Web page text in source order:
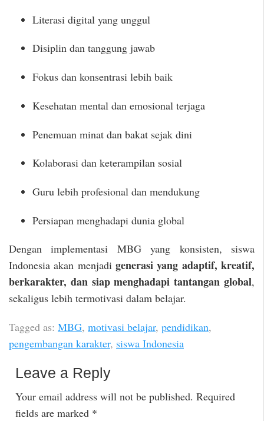
Literasi digital yang unggul
Disiplin dan tanggung jawab
Fokus dan konsentrasi lebih baik
Kesehatan mental dan emosional terjaga
Penemuan minat dan bakat sejak dini
Kolaborasi dan keterampilan sosial
Guru lebih profesional dan mendukung
Persiapan menghadapi dunia global
Dengan implementasi MBG yang konsisten, siswa
Indonesia akan menjadi generasi yang adaptif, kreatif,
berkarakter, dan siap menghadapi tantangan global,
sekaligus lebih termotivasi dalam belajar.
Tagged as: MBG, motivasi belajar, pendidikan,
pengembangan karakter, siswa Indonesia
Leave a Reply
Your email address will not be published. Required
fields are marked *